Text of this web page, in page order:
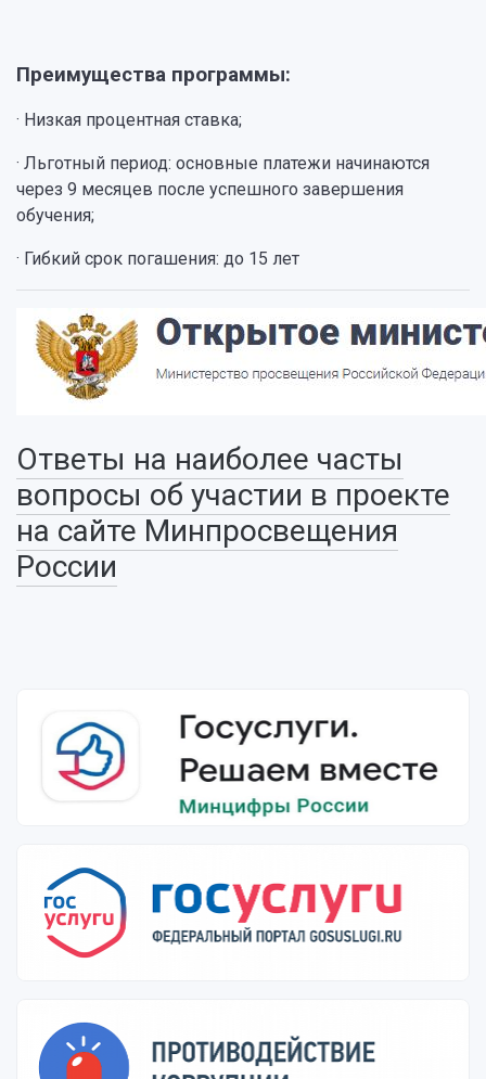
Преимущества программы:
· Низкая процентная ставка;
· Льготный период: основные платежи начинаются
через 9 месяцев после успешного завершения
обучения;
· Гибкий срок погашения: до 15 лет
Ответы на наиболее часты
вопросы об участии в проекте
на сайте Минпросвещения
России